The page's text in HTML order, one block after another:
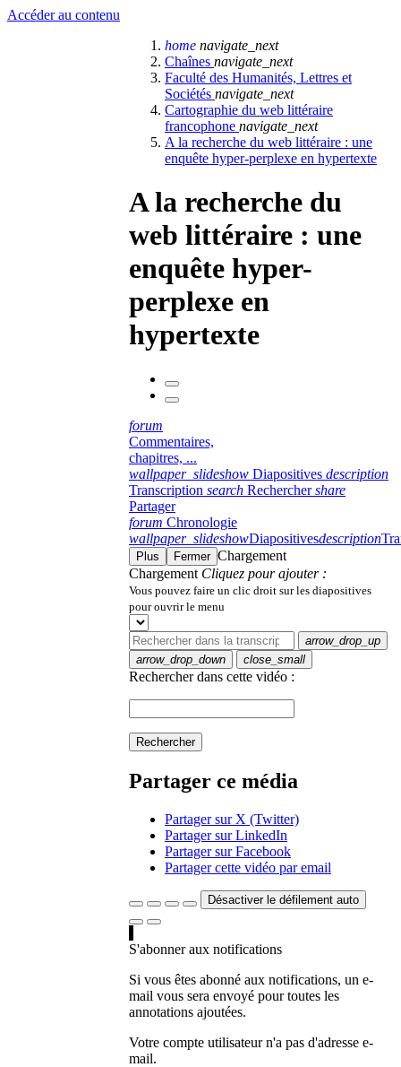
Accéder au contenu
home navigate_next
Chaînes navigate_next
Faculté des Humanités, Lettres et
Sociétés navigate_next
Cartographie du web littéraire
francophone navigate_next
A la recherche du web littéraire : une
enquête hyper-perplexe en hypertexte
A la recherche du
web littéraire : une
enquête hyper-
perplexe en
hypertexte
forum
Commentaires,
chapitres, ...
wallpaper_slideshow Diapositives description
Transcription search Rechercher share
Partager
forum Chronologie
wallpaper_slideshowDiapositivesdescription
Plus Fermer Chargement
Chargement Cliquez pour ajouter :
Vous pouvez faire un clic droit sur les diapositives
pour ouvrir le menu
arrow_drop_up
arrow_drop_down
close_small
Rechercher dans cette vidéo :
Rechercher
Partager ce média
Partager sur X (Twitter)
Partager sur LinkedIn
Partager sur Facebook
Partager cette vidéo par email
Désactiver le défilement auto
S'abonner aux notifications
Si vous êtes abonné aux notifications, un e-
mail vous sera envoyé pour toutes les
annotations ajoutées.
Votre compte utilisateur n'a pas d'adresse e-
mail.